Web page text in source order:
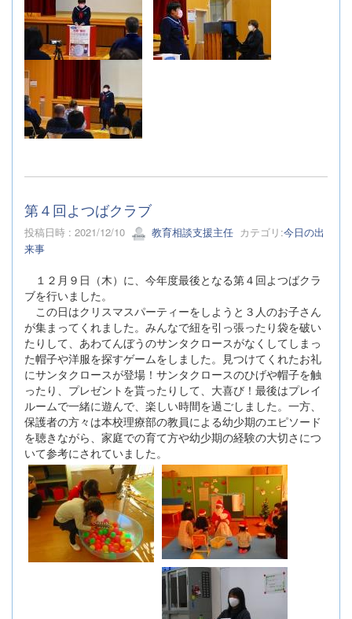
第４回よつばクラブ
投稿日時 : 2021/12/10 教育相談支援主任 カテゴリ:今日の出
来事
１２月９日（木）に、今年度最後となる第４回よつばクラ
ブを行いました。
この日はクリスマスパーティーをしようと３人のお子さん
が集まってくれました。みんなで紐を引っ張ったり袋を破い
たりして、あわてんぼうのサンタクロースがなくしてしまっ
た帽子や洋服を探すゲームをしました。見つけてくれたお礼
にサンタクロースが登場！サンタクロースのひげや帽子を触
ったり、プレゼントを貰ったりして、大喜び！最後はプレイ
ルームで一緒に遊んで、楽しい時間を過ごしました。一方、
保護者の方々は本校理療部の教員による幼少期のエピソード
を聴きながら、家庭での育て方や幼少期の経験の大切さにつ
いて参考にされていました。